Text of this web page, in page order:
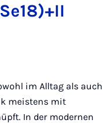
im Alltag als auch
meistens mit
In der modernen